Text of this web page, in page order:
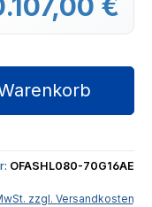
€
gewünschten
OFASHL080-70G16AE
zzgl. Versandkosten